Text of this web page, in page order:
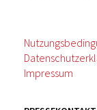
Impressum